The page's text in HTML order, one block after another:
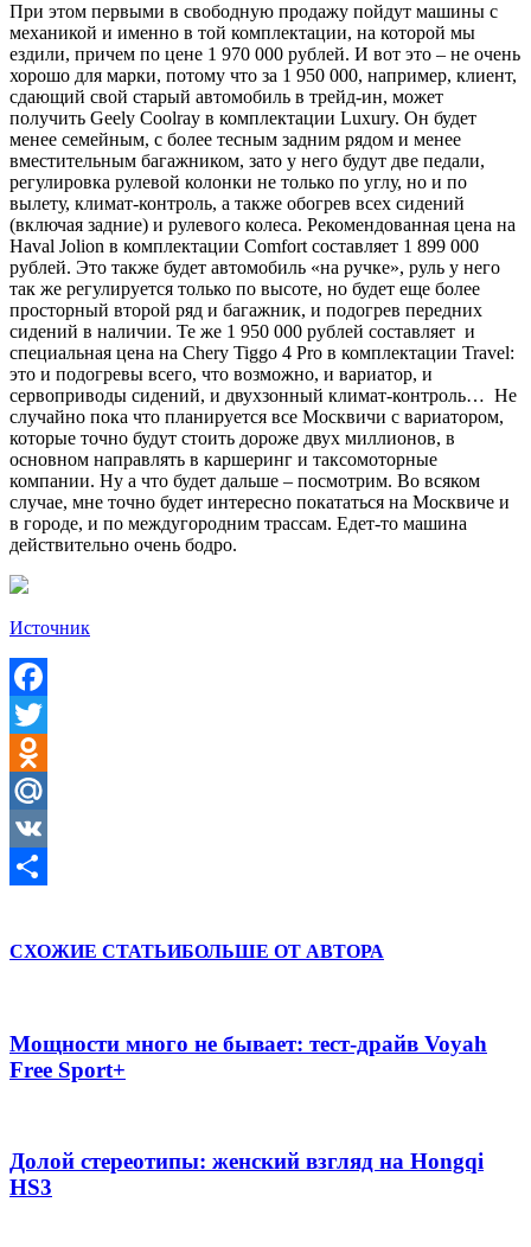
При этом первыми в свободную продажу пойдут машины с
механикой и именно в той комплектации, на которой мы
ездили, причем по цене 1 970 000 рублей. И вот это – не очень
хорошо для марки, потому что за 1 950 000, например, клиент,
сдающий свой старый автомобиль в трейд-ин, может
получить Geely Coolray в комплектации Luxury. Он будет
менее семейным, с более тесным задним рядом и менее
вместительным багажником, зато у него будут две педали,
регулировка рулевой колонки не только по углу, но и по
вылету, климат-контроль, а также обогрев всех сидений
(включая задние) и рулевого колеса. Рекомендованная цена на
Haval Jolion в комплектации Comfort составляет 1 899 000
рублей. Это также будет автомобиль «на ручке», руль у него
так же регулируется только по высоте, но будет еще более
просторный второй ряд и багажник, и подогрев передних
сидений в наличии. Те же 1 950 000 рублей составляет и
специальная цена на Chery Tiggo 4 Pro в комплектации Travel:
это и подогревы всего, что возможно, и вариатор, и
сервоприводы сидений, и двухзонный климат-контроль… Не
случайно пока что планируется все Москвичи с вариатором,
которые точно будут стоить дороже двух миллионов, в
основном направлять в каршеринг и таксомоторные
компании. Ну а что будет дальше – посмотрим. Во всяком
случае, мне точно будет интересно покататься на Москвиче и
в городе, и по междугородним трассам. Едет-то машина
действительно очень бодро.
Источник
Facebook
Twitter
Odnoklassniki
Mail.Ru
VK
СХОЖИЕ СТАТЬИБОЛЬШЕ ОТ АВТОРА
Мощности много не бывает: тест-драйв Voyah
Free Sport+
Долой стереотипы: женский взгляд на Hongqi
HS3